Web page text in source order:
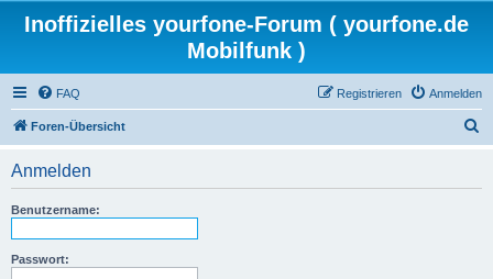
Inoffizielles yourfone-Forum ( yourfone.de
Mobilfunk )
FAQ Anmelden
Registrieren
Foren-Übersicht
Anmelden
Benutzername:
Passwort: